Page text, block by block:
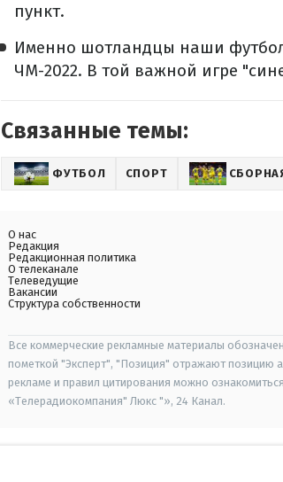
пункт.
Именно шотландцы наши
ЧМ-2022. В той важной игре
Связанные темы:
ФУТБОЛ СПОРТ
О нас
Редакция
Редакционная политика
О телеканале
Телеведущие
Вакансии
Структура собственности
Все коммерческие рекламные материалы
пометкой "Эксперт", "Позиция" отражают позицию
рекламе и правил цитирования можно
«Телерадиокомпания" Люкс "», 24 Канал.